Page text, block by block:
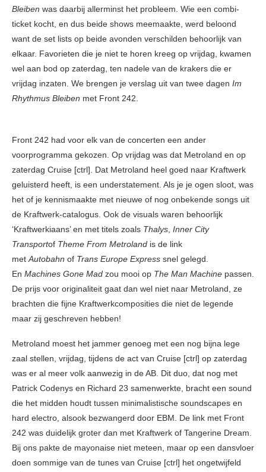
Bleiben was daarbij allerminst het probleem. Wie een combi-
ticket kocht, en dus beide shows meemaakte, werd beloond
want de set lists op beide avonden verschilden behoorlijk van
elkaar. Favorieten die je niet te horen kreeg op vrijdag, kwamen
wel aan bod op zaterdag, ten nadele van de krakers die er
vrijdag inzaten. We brengen je verslag uit van twee dagen Im
Rhythmus Bleiben met Front 242.
Front 242 had voor elk van de concerten een ander
voorprogramma gekozen. Op vrijdag was dat Metroland en op
zaterdag Cruise [ctrl]. Dat Metroland heel goed naar Kraftwerk
geluisterd heeft, is een understatement. Als je je ogen sloot, was
het of je kennismaakte met nieuwe of nog onbekende songs uit
de Kraftwerk-catalogus. Ook de visuals waren behoorlijk
‘Kraftwerkiaans’ en met titels zoals Thalys, Inner City
Transportof Theme From Metroland is de link
metAutobahn of Trans Europe Express snel gelegd.
En Machines Gone Mad zou mooi op The Man Machine passen.
De prijs voor originaliteit gaat dan wel niet naar Metroland, ze
brachten die fijne Kraftwerkcomposities die niet de legende
maar zij geschreven hebben!
Metroland moest het jammer genoeg met een nog bijna lege
zaal stellen, vrijdag, tijdens de act van Cruise [ctrl] op zaterdag
was er al meer volk aanwezig in de AB. Dit duo, dat nog met
Patrick Codenys en Richard 23 samenwerkte, bracht een sound
die het midden houdt tussen minimalistische soundscapes en
hard electro, alsook bezwangerd door EBM. De link met Front
242 was duidelijk groter dan met Kraftwerk of Tangerine Dream.
Bij ons pakte de mayonaise niet meteen, maar op een dansvloer
doen sommige van de tunes van Cruise [ctrl] het ongetwijfeld